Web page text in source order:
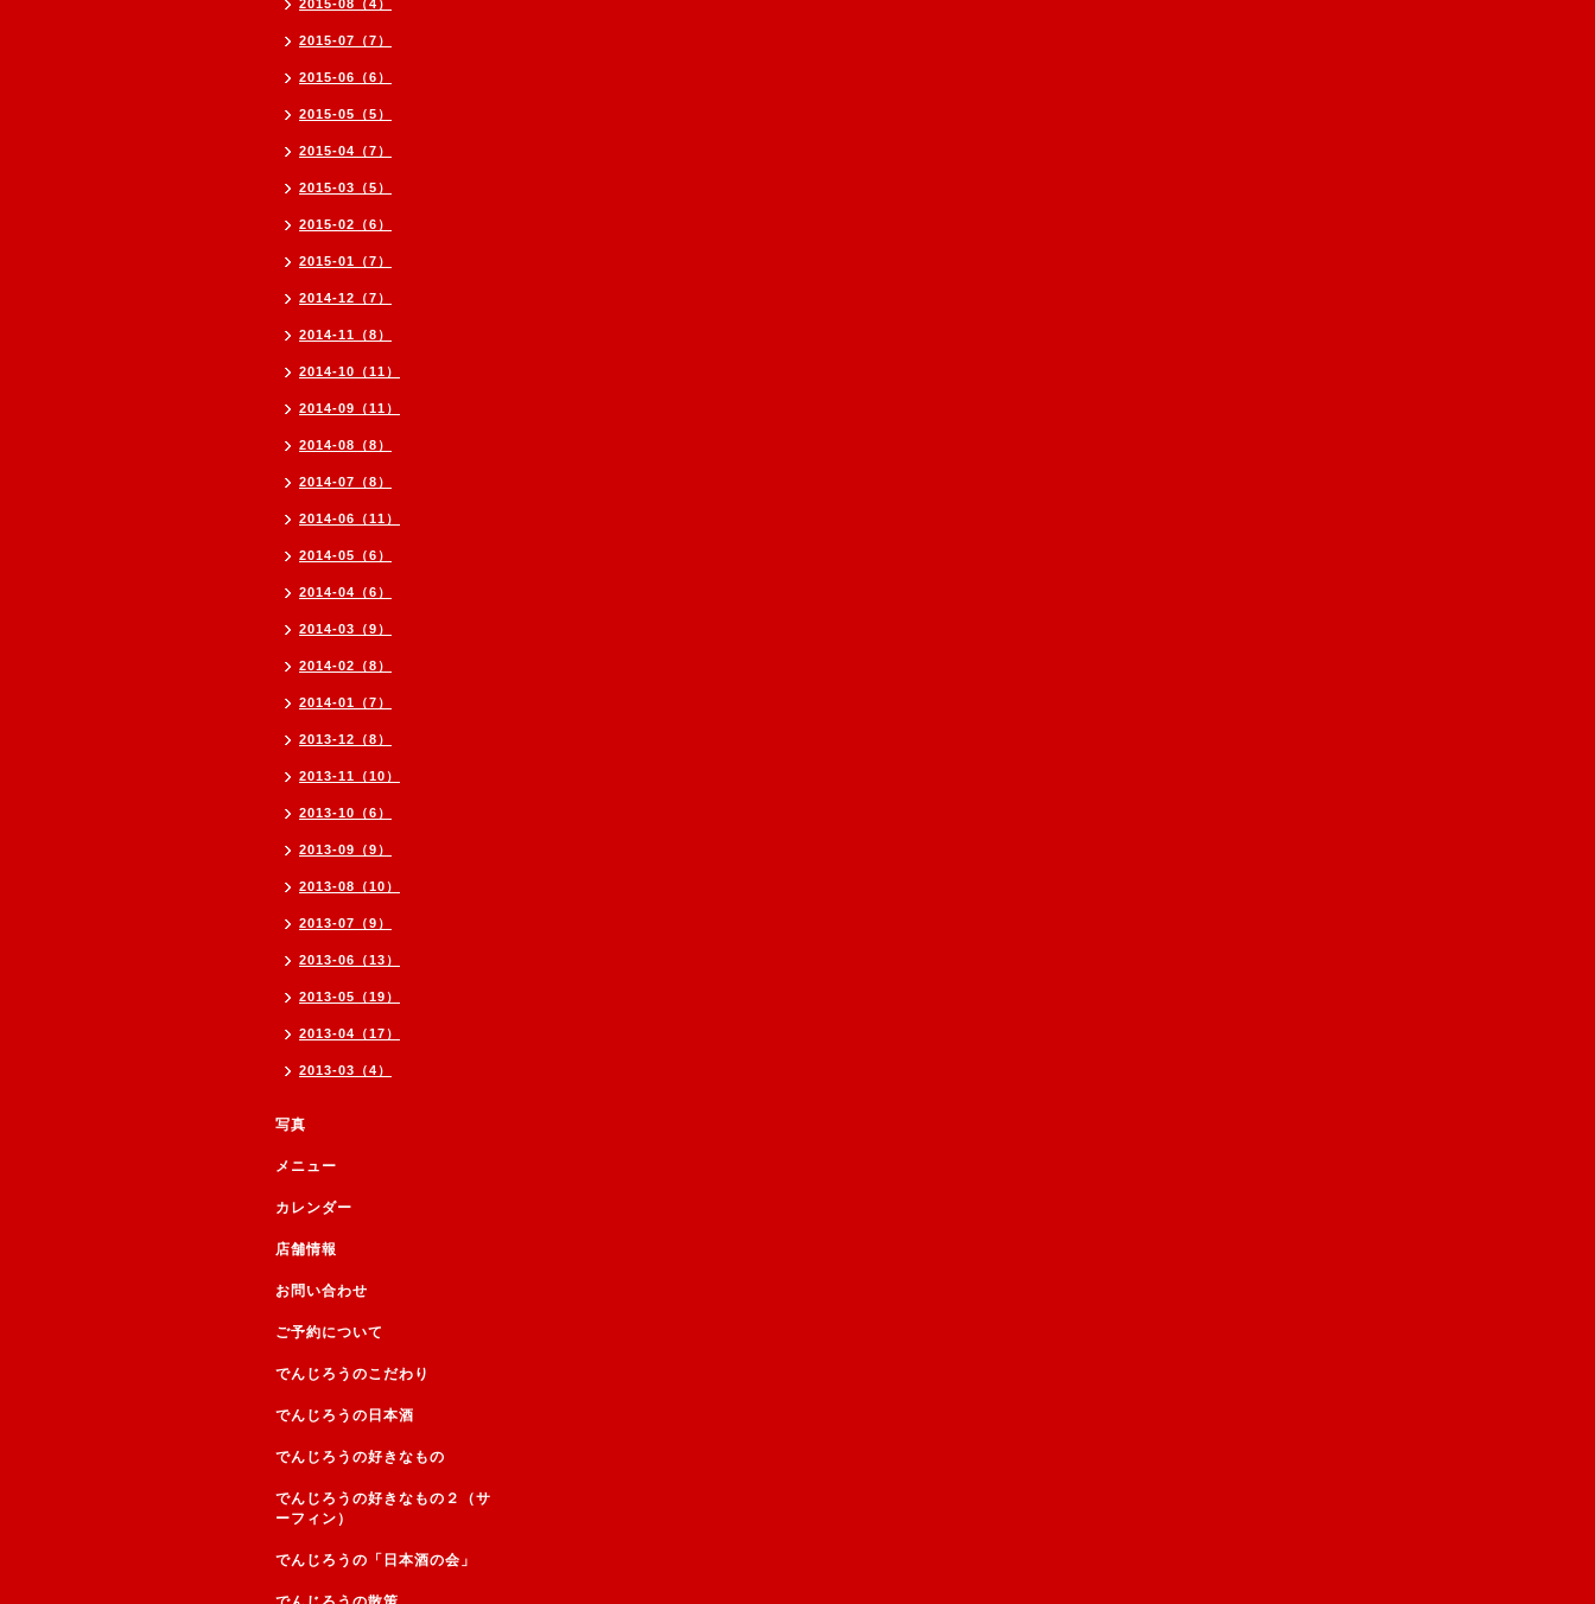
2015-08（4）
2015-07（7）
2015-06（6）
2015-05（5）
2015-04（7）
2015-03（5）
2015-02（6）
2015-01（7）
2014-12（7）
2014-11（8）
2014-10（11）
2014-09（11）
2014-08（8）
2014-07（8）
2014-06（11）
2014-05（6）
2014-04（6）
2014-03（9）
2014-02（8）
2014-01（7）
2013-12（8）
2013-11（10）
2013-10（6）
2013-09（9）
2013-08（10）
2013-07（9）
2013-06（13）
2013-05（19）
2013-04（17）
2013-03（4）
写真
メニュー
カレンダー
店舗情報
お問い合わせ
ご予約について
でんじろうのこだわり
でんじろうの日本酒
でんじろうの好きなもの
でんじろうの好きなもの２（サ
ーフィン）
でんじろうの「日本酒の会」